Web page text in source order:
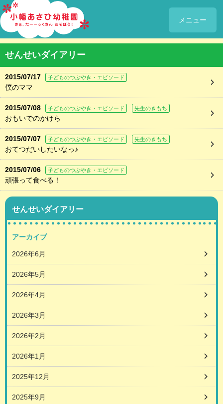
メニュー
せんせいダイアリー
2015/07/17 子どものつぶやき・エピソード
僕のママ
2015/07/08 子どものつぶやき・エピソード 先生のきもち
おもいでのかけら
2015/07/07 子どものつぶやき・エピソード 先生のきもち
おてつだいしたいなっ♪
2015/07/06 子どものつぶやき・エピソード
頑張って食べる！
せんせいダイアリー
アーカイブ
2026年6月
2026年5月
2026年4月
2026年3月
2026年2月
2026年1月
2025年12月
2025年9月